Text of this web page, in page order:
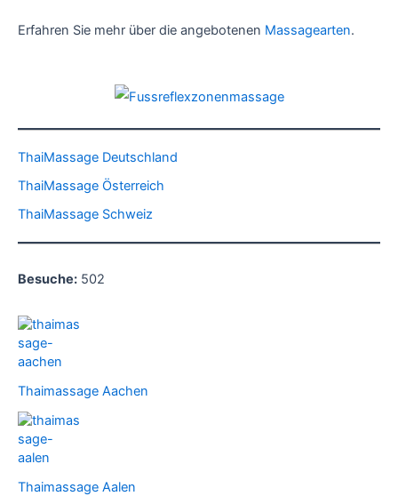
Erfahren Sie mehr über die angebotenen Massagearten.
ThaiMassage Deutschland
ThaiMassage Österreich
ThaiMassage Schweiz
Besuche: 502
Thaimassage Aachen
Thaimassage Aalen